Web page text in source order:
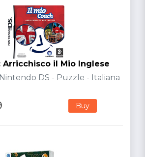
Arricchisco il Mio Inglese
DS - Puzzle - Italiana
Buy